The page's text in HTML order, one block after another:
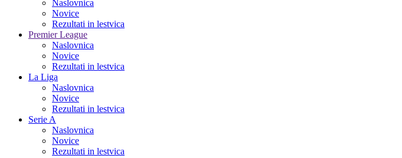
Naslovnica
Novice
Rezultati in lestvica
Premier League
Naslovnica
Novice
Rezultati in lestvica
La Liga
Naslovnica
Novice
Rezultati in lestvica
Serie A
Naslovnica
Novice
Rezultati in lestvica